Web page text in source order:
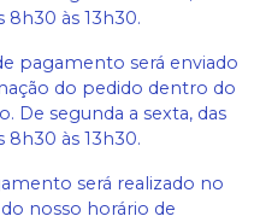
8h30 às 13h30.
pagamento será enviado
do pedido dentro do
De segunda a sexta, das
8h30 às 13h30.
será realizado no
nosso horário de